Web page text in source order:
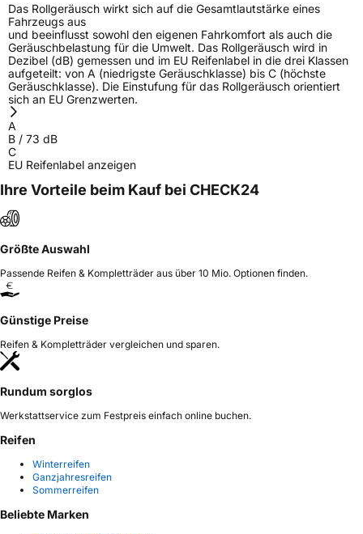
Das Rollgeräusch wirkt sich auf die Gesamtlautstärke eines
Fahrzeugs aus
und beeinflusst sowohl den eigenen Fahrkomfort als auch die
Geräuschbelastung für die Umwelt. Das Rollgeräusch wird in
Dezibel (dB) gemessen und im EU Reifenlabel in die drei Klassen
aufgeteilt: von A (niedrigste Geräuschklasse) bis C (höchste
Geräuschklasse). Die Einstufung für das Rollgeräusch orientiert
sich an EU Grenzwerten.
A
B / 73 dB
C
EU Reifenlabel anzeigen
Ihre Vorteile beim Kauf bei CHECK24
Größte Auswahl
Passende Reifen & Kompletträder aus über 10 Mio. Optionen finden.
Günstige Preise
Reifen & Kompletträder vergleichen und sparen.
Rundum sorglos
Werkstattservice zum Festpreis einfach online buchen.
Reifen
Winterreifen
Ganzjahresreifen
Sommerreifen
Beliebte Marken